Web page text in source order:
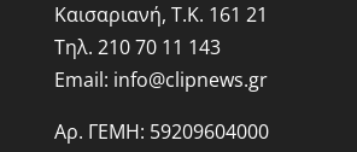
Καισαριανή, Τ.Κ. 161 21
Τηλ. 210 70 11 143
Email: info@clipnews.gr
Αρ. ΓΕΜΗ: 59209604000